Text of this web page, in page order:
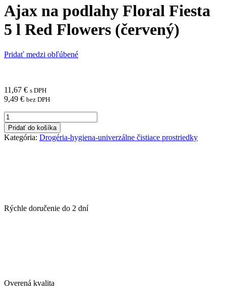
Ajax na podlahy Floral Fiesta
5 l Red Flowers (červený)
Pridať medzi obľúbené
11,67 € s DPH
9,49 € bez DPH
množstvo
Ajax
na
podlahy
(červený)
Pridať do košíka
Kategória: Drogéria-hygiena-univerzálne čistiace prostriedky
Rýchle doručenie do 2 dní
Overená kvalita